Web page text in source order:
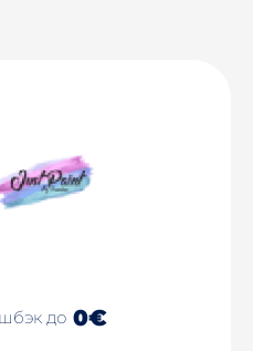
до 0€